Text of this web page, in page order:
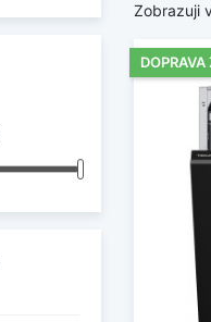
nebo
I
tiché
Zobrazuji
DOPRAVA